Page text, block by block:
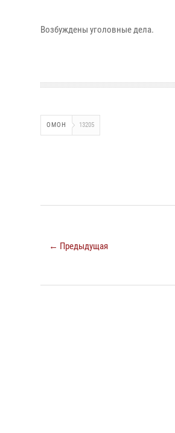
Возбуждены уголовные дела.
ОМОН 13205
← Предыдущая